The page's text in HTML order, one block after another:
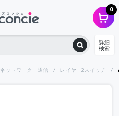
0
詳細
検索
ネットワーク・通信 レイヤー2スイッチ